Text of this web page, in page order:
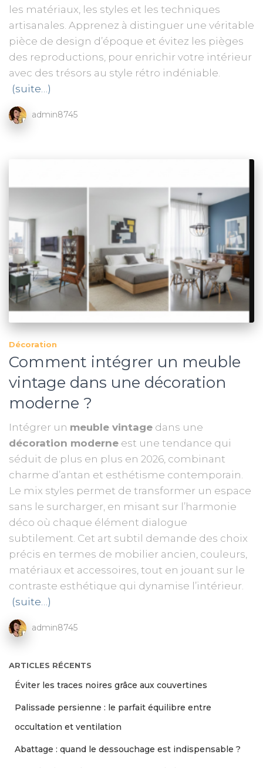
les matériaux, les styles et les techniques
artisanales. Apprenez à distinguer une véritable
pièce de design d’époque et évitez les pièges
des reproductions, pour enrichir votre intérieur
avec des trésors au style rétro indéniable.
(suite…)
admin8745
Décoration
Comment intégrer un meuble
vintage dans une décoration
moderne ?
Intégrer un meuble vintage dans une
décoration moderne est une tendance qui
séduit de plus en plus en 2026, combinant
charme d’antan et esthétisme contemporain.
Le mix styles permet de transformer un espace
sans le surcharger, en misant sur l’harmonie
déco où chaque élément dialogue
subtilement. Cet art subtil demande des choix
précis en termes de mobilier ancien, couleurs,
matériaux et accessoires, tout en jouant sur le
contraste esthétique qui dynamise l’intérieur.
(suite…)
admin8745
ARTICLES RÉCENTS
Éviter les traces noires grâce aux couvertines
Palissade persienne : le parfait équilibre entre
occultation et ventilation
Abattage : quand le dessouchage est indispensable ?